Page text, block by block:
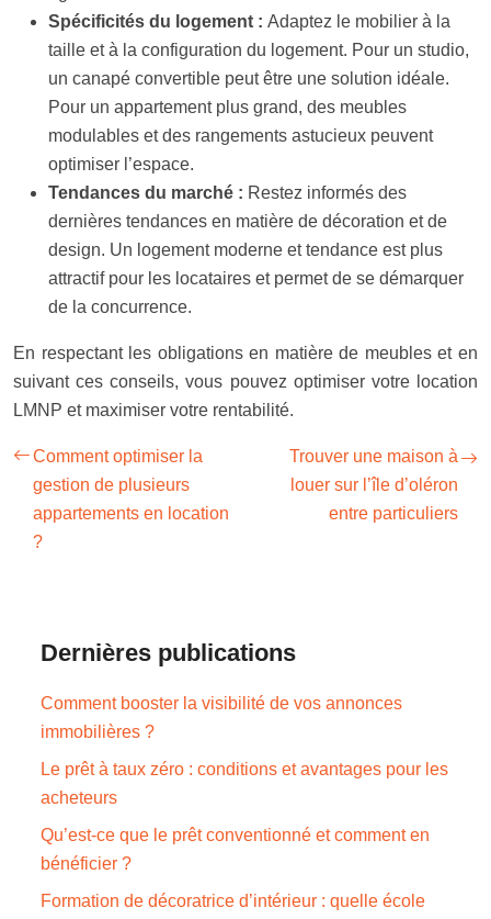
Spécificités du logement : Adaptez le mobilier à la
taille et à la configuration du logement. Pour un studio,
un canapé convertible peut être une solution idéale.
Pour un appartement plus grand, des meubles
modulables et des rangements astucieux peuvent
optimiser l’espace.
Tendances du marché : Restez informés des
dernières tendances en matière de décoration et de
design. Un logement moderne et tendance est plus
attractif pour les locataires et permet de se démarquer
de la concurrence.
En respectant les obligations en matière de meubles et en
suivant ces conseils, vous pouvez optimiser votre location
LMNP et maximiser votre rentabilité.
Comment optimiser la
gestion de plusieurs
appartements en location
?
Trouver une maison à
louer sur l’île d’oléron
entre particuliers
Dernières publications
Comment booster la visibilité de vos annonces
immobilières ?
Le prêt à taux zéro : conditions et avantages pour les
acheteurs
Qu’est-ce que le prêt conventionné et comment en
bénéficier ?
Formation de décoratrice d’intérieur : quelle école